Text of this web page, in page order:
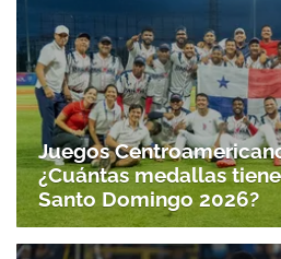
Juegos
¿Cuántas medallas
Santo Domingo 2026?